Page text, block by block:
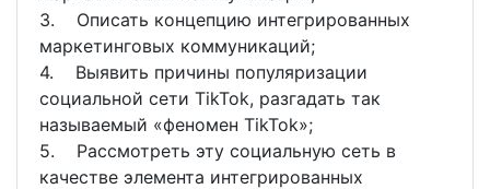
3. Описать концепцию интегрированных
маркетинговых коммуникаций;
4. Выявить причины популяризации
социальной сети TikTok, разгадать так
называемый «феномен TikTok»;
5. Рассмотреть эту социальную сеть в
качестве элемента интегрированных